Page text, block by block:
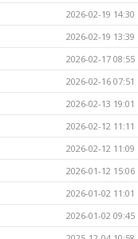
2026-02-19 14:30
2026-02-19 13:39
2026-02-17 08:55
2026-02-16 07:51
2026-02-13 19:01
2026-02-12 11:11
2026-02-12 11:09
2026-01-12 15:06
2026-01-02 11:01
2026-01-02 09:45